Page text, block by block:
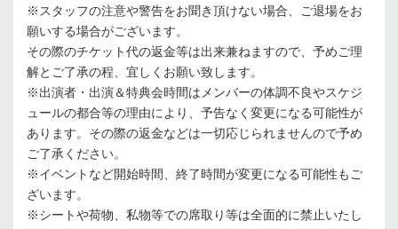
※スタッフの注意や警告をお聞き頂けない場合、ご退場をお
願いする場合がございます。
その際のチケット代の返金等は出来兼ねますので、予めご理
解とご了承の程、宜しくお願い致します。
※出演者・出演＆特典会時間はメンバーの体調不良やスケジ
ュールの都合等の理由により、予告なく変更になる可能性が
あります。その際の返金などは一切応じられませんので予め
ご了承ください。
※イベントなど開始時間、終了時間が変更になる可能性もご
ざいます。
※シートや荷物、私物等での席取り等は全面的に禁止いたし